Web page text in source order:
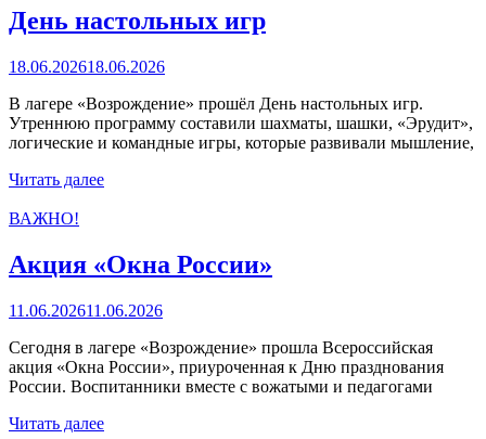
День настольных игр
18.06.202618.06.2026
В лагере «Возрождение» прошёл День настольных игр.
Утреннюю программу составили шахматы, шашки, «Эрудит»,
логические и командные игры, которые развивали мышление,
Читать далее
ВАЖНО!
Акция «Окна России»
11.06.202611.06.2026
Сегодня в лагере «Возрождение» прошла Всероссийская
акция «Окна России», приуроченная к Дню празднования
России. Воспитанники вместе с вожатыми и педагогами
Читать далее